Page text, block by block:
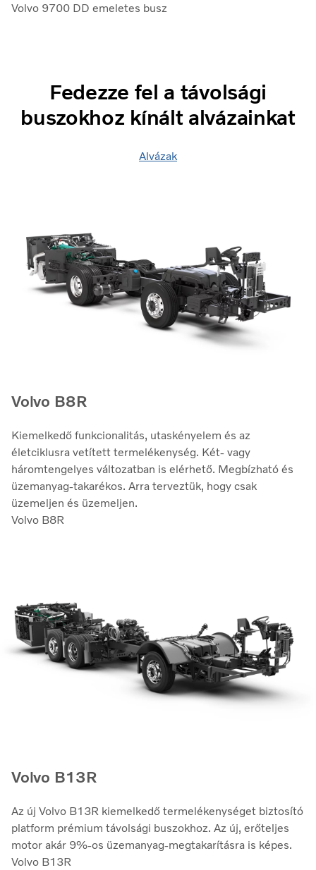
Volvo 9700 DD emeletes busz
Fedezze fel a távolsági
buszokhoz kínált alvázainkat
Alvázak
Volvo B8R
Kiemelkedő funkcionalitás, utaskényelem és az
életciklusra vetített termelékenység. Két- vagy
háromtengelyes változatban is elérhető. Megbízható és
üzemanyag-takarékos. Arra terveztük, hogy csak
üzemeljen és üzemeljen.
Volvo B8R
Volvo B13R
Az új Volvo B13R kiemelkedő termelékenységet biztosító
platform prémium távolsági buszokhoz. Az új, erőteljes
motor akár 9%-os üzemanyag-megtakarításra is képes.
Volvo B13R